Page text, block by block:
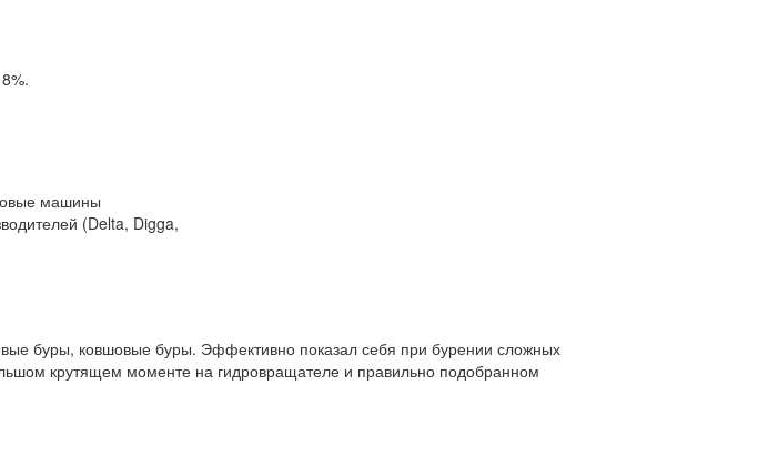
машины
(Delta, Digga,
буры, ковшовые буры. Эффективно показал себя при бурении сложных
крутящем моменте на гидровращателе и правильно подобранном